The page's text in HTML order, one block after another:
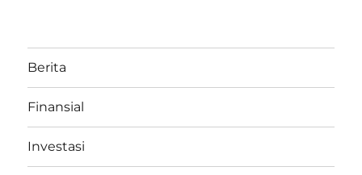
Berita
Finansial
Investasi